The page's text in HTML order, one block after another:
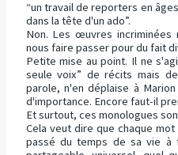
“un travail de reporters en
dans la tête d'un ado”.
Non. Les œuvres
nous faire passer pour du fait
Petite mise au point. Il ne
seule voix” de récits mais
parole, n'en déplaise à
d'importance. Encore faut-il
Et surtout, ces monologues
Cela veut dire que chaque
passé du temps de sa vie à